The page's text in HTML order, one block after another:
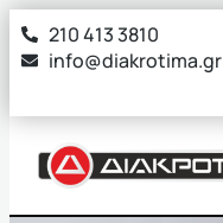
στο
περιεχόμενο
210 413 3810
info@diakrotima.gr